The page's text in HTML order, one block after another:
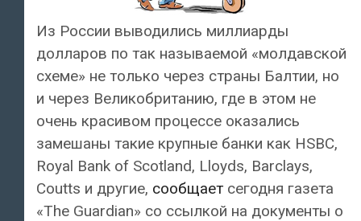
Из России выводились миллиарды
долларов по так называемой «молдавской
схеме» не только через страны Балтии, но
и через Великобританию, где в этом не
очень красивом процессе оказались
замешаны такие крупные банки как HSBC,
Royal Bank of Scotland, Lloyds, Barclays,
Coutts и другие, сообщает сегодня газета
«The Guardian» со ссылкой на документы о